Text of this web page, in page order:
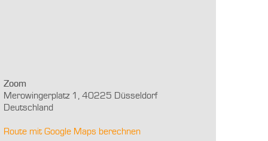
Zoom
Merowingerplatz 1, 40225 Düsseldorf
Deutschland
Route mit Google Maps berechnen